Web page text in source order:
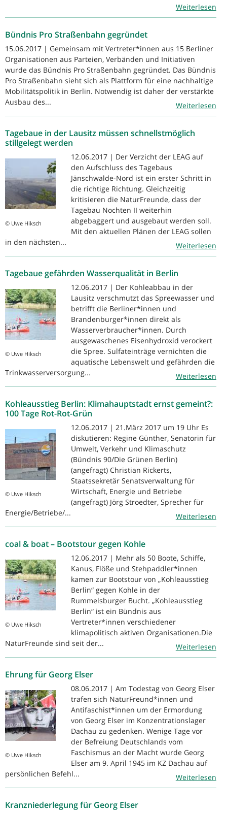
Weiterlesen
Bündnis Pro Straßenbahn gegründet
15.06.2017 | Gemeinsam mit Vertreter*innen aus 15 Berliner
Organisationen aus Parteien, Verbänden und Initiativen
wurde das Bündnis Pro Straßenbahn gegründet. Das Bündnis
Pro Straßenbahn sieht sich als Plattform für eine nachhaltige
Mobilitätspolitik in Berlin. Notwendig ist daher der verstärkte
Ausbau des...
Weiterlesen
Tagebaue in der Lausitz müssen schnellstmöglich
stillgelegt werden
© Uwe Hiksch
12.06.2017 | Der Verzicht der LEAG auf
den Aufschluss des Tagebaus
Jänschwalde-Nord ist ein erster Schritt in
die richtige Richtung. Gleichzeitig
kritisieren die NaturFreunde, dass der
Tagebau Nochten II weiterhin
abgebaggert und ausgebaut werden soll.
Mit den aktuellen Plänen der LEAG sollen
in den nächsten...
Weiterlesen
Tagebaue gefährden Wasserqualität in Berlin
© Uwe Hiksch
12.06.2017 | Der Kohleabbau in der
Lausitz verschmutzt das Spreewasser und
betrifft die Berliner*innen und
Brandenburger*innen direkt als
Wasserverbraucher*innen. Durch
ausgewaschenes Eisenhydroxid verockert
die Spree. Sulfateinträge vernichten die
aquatische Lebenswelt und gefährden die
Trinkwasserversorgung...
Weiterlesen
Kohleausstieg Berlin: Klimahauptstadt ernst gemeint?:
100 Tage Rot-Rot-Grün
© Uwe Hiksch
12.06.2017 | 21.März 2017 um 19 Uhr Es
diskutieren: Regine Günther, Senatorin für
Umwelt, Verkehr und Klimaschutz
(Bündnis 90/Die Grünen Berlin)
(angefragt) Christian Rickerts,
Staatssekretär Senatsverwaltung für
Wirtschaft, Energie und Betriebe
(angefragt) Jörg Stroedter, Sprecher für
Energie/Betriebe/...
Weiterlesen
coal & boat – Bootstour gegen Kohle
© Uwe Hiksch
12.06.2017 | Mehr als 50 Boote, Schiffe,
Kanus, Flöße und Stehpaddler*innen
kamen zur Bootstour von „Kohleausstieg
Berlin“ gegen Kohle in der
Rummelsburger Bucht. „Kohleausstieg
Berlin“ ist ein Bündnis aus
Vertreter*innen verschiedener
klimapolitisch aktiven Organisationen.Die
NaturFreunde sind seit der...
Weiterlesen
Ehrung für Georg Elser
© Uwe Hiksch
08.06.2017 | Am Todestag von Georg Elser
trafen sich NaturFreund*innen und
Antifaschist*innen um der Ermordung
von Georg Elser im Konzentrationslager
Dachau zu gedenken. Wenige Tage vor
der Befreiung Deutschlands vom
Faschismus an der Macht wurde Georg
Elser am 9. April 1945 im KZ Dachau auf
persönlichen Befehl...
Weiterlesen
Kranzniederlegung für Georg Elser